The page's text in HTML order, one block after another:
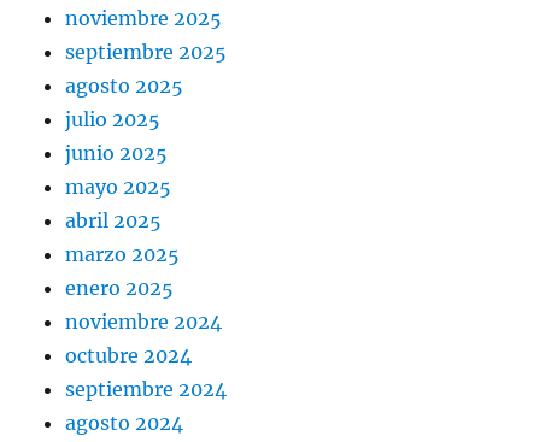
noviembre 2025
septiembre 2025
agosto 2025
julio 2025
junio 2025
mayo 2025
abril 2025
marzo 2025
enero 2025
noviembre 2024
octubre 2024
septiembre 2024
agosto 2024